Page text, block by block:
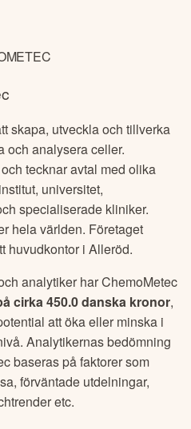
skapa, utveckla och tillverka
och analysera celler.
tecknar avtal med olika
universitet,
specialiserade kliniker.
hela världen. Företaget
huvudkontor i Alleröd.
analytiker harChemoMetec
cirka450.0 danska kronor,
att öka eller minska i
Analytikernas bedömning
baseras på faktorer som
förväntade utdelningar,
etc.